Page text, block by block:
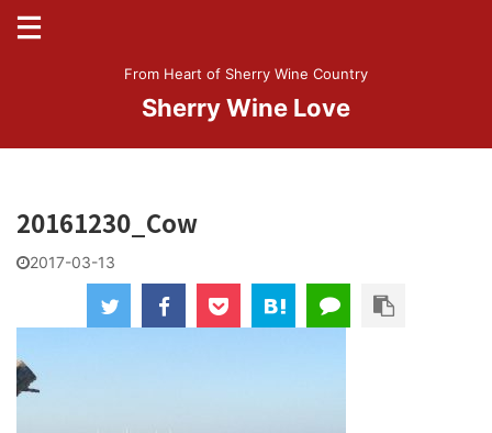
From Heart of Sherry Wine Country
Sherry Wine Love
20161230_Cow
2017-03-13